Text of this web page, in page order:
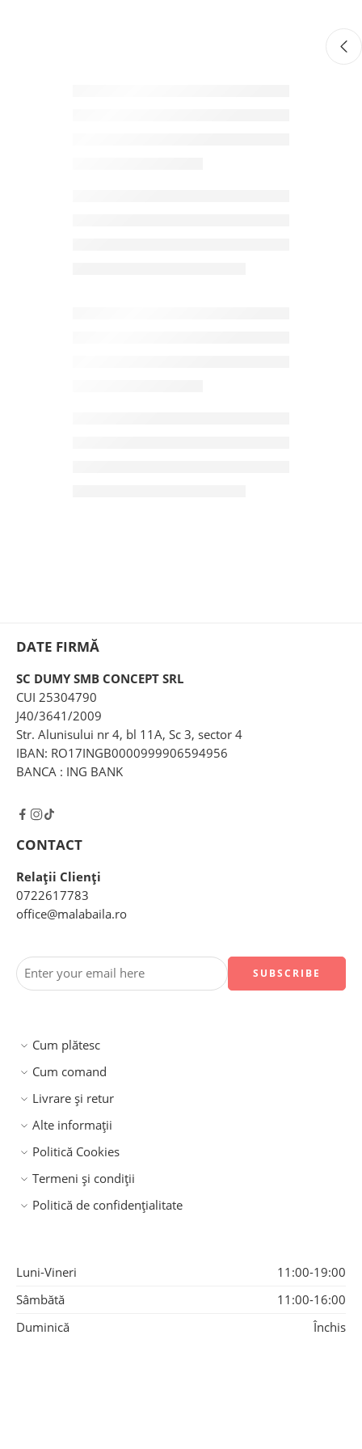
DATE FIRMĂ
SC DUMY SMB CONCEPT SRL
CUI 25304790
J40/3641/2009
Str. Alunisului nr 4, bl 11A, Sc 3, sector 4
IBAN: RO17INGB0000999906594956
BANCA : ING BANK
CONTACT
Relații Clienți
0722617783
office@malabaila.ro
Cum plătesc
Cum comand
Livrare și retur
Alte informații
Politică Cookies
Termeni și condiții
Politică de confidențialitate
Luni-Vineri
11:00-19:00
Sâmbătă
11:00-16:00
Duminică
Închis